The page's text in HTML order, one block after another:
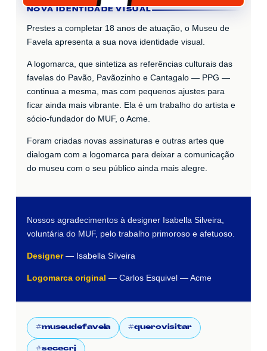
NOVA IDENTIDADE VISUAL
Prestes a completar 18 anos de atuação, o Museu de
Favela apresenta a sua nova identidade visual.
A logomarca, que sintetiza as referências culturais das
favelas do Pavão, Pavãozinho e Cantagalo — PPG —
continua a mesma, mas com pequenos ajustes para
ficar ainda mais vibrante. Ela é um trabalho do artista e
sócio-fundador do MUF, o Acme.
Foram criadas novas assinaturas e outras artes que
dialogam com a logomarca para deixar a comunicação
do museu com o seu público ainda mais alegre.
Nossos agradecimentos à designer Isabella Silveira,
voluntária do MUF, pelo trabalho primoroso e afetuoso.
Designer— Isabella Silveira
Logomarca original — Carlos Esquivel — Acme
#museudefavela #querovisitar
#sececrj